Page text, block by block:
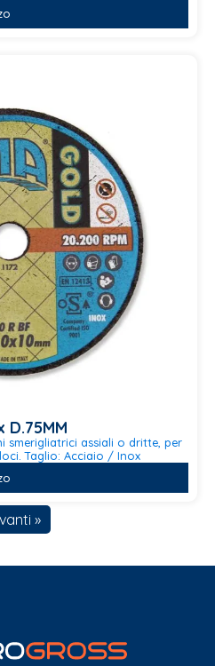
smerigliatrici assiali o dritte, per
Taglio: Acciaio / Inox
»